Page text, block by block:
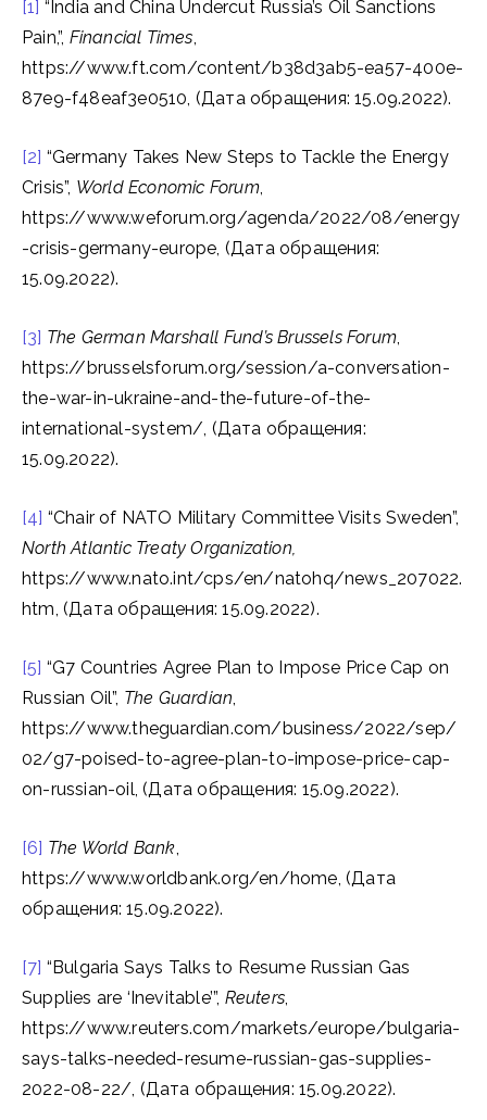
[1] “India and China Undercut Russia’s Oil Sanctions
Pain,”, Financial Times,
https://www.ft.com/content/b38d3ab5-ea57-400e-
87e9-f48eaf3e0510, (Дата обращения: 15.09.2022).
[2] “Germany Takes New Steps to Tackle the Energy
Crisis”, World Economic Forum,
https://www.weforum.org/agenda/2022/08/energy
-crisis-germany-europe, (Дата обращения:
15.09.2022).
[3] The German Marshall Fund’s Brussels Forum,
https://brusselsforum.org/session/a-conversation-
the-war-in-ukraine-and-the-future-of-the-
international-system/, (Дата обращения:
15.09.2022).
[4] “Chair of NATO Military Committee Visits Sweden”,
North Atlantic Treaty Organization,
https://www.nato.int/cps/en/natohq/news_207022.
htm, (Дата обращения: 15.09.2022).
[5] “G7 Countries Agree Plan to Impose Price Cap on
Russian Oil”, The Guardian,
https://www.theguardian.com/business/2022/sep/
02/g7-poised-to-agree-plan-to-impose-price-cap-
on-russian-oil, (Дата обращения: 15.09.2022).
[6] The World Bank,
https://www.worldbank.org/en/home, (Дата
обращения: 15.09.2022).
[7] “Bulgaria Says Talks to Resume Russian Gas
Supplies are ‘Inevitable’”, Reuters,
https://www.reuters.com/markets/europe/bulgaria-
says-talks-needed-resume-russian-gas-supplies-
2022-08-22/, (Дата обращения: 15.09.2022).